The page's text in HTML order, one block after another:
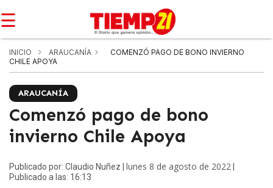
☰
INICIO ARAUCANÍA
COMENZÓ PAGO DE BONO INVIERNO
CHILE APOYA
ARAUCANÍA
Comenzó pago de bono
invierno Chile Apoya
Publicado por: Claudio Nuñez | lunes 8 de agosto de 2022
Publicado a las: 16:13